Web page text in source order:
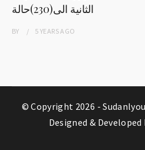
الثانية الى(230)حالة
BY 5 YEARSAGO
© Copyright 2026 -
Designed & Developed